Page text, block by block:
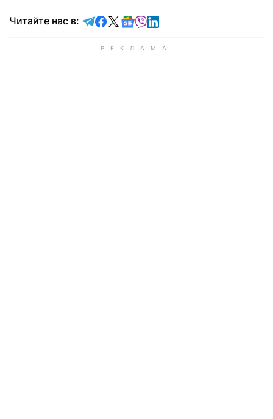
Читайте нас в: Читайте в Telegram
Читайте в Facebook
Читайте в X
Читайте в Google news
Читайте в Viber
Читайте в LinkedIn